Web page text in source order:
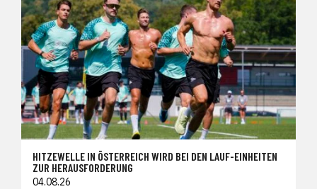
HITZEWELLE IN ÖSTERREICH WIRD BEI DEN LAUF-EINHEITEN
ZUR HERAUSFORDERUNG
04.08.26